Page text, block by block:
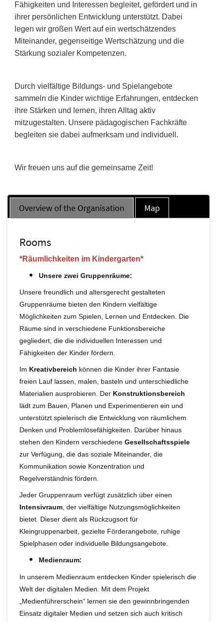
Fähigkeiten und Interessen begleitet, gefördert und in
ihrer persönlichen Entwicklung unterstützt. Dabei
legen wir großen Wert auf ein wertschätzendes
Miteinander, gegenseitige Wertschätzung und die
Stärkung sozialer Kompetenzen.
Durch vielfältige Bildungs- und Spielangebote
sammeln die Kinder wichtige Erfahrungen, entdecken
ihre Stärken und lernen, ihren Alltag aktiv
mitzugestalten. Unsere pädagogischen Fachkräfte
begleiten sie dabei aufmerksam und individuell.
Wir freuen uns auf die gemeinsame Zeit!
Overview of the Organisation Map
Rooms
*Räumlichkeiten im Kindergarten*
Unsere zwei Gruppenräume:
Unsere freundlich und altersgerecht gestalteten
Gruppenräume bieten den Kindern vielfältige
Möglichkeiten zum Spielen, Lernen und Entdecken. Die
Räume sind in verschiedene Funktionsbereiche
gegliedert, die die individuellen Interessen und
Fähigkeiten der Kinder fördern.
Im Kreativbereich können die Kinder ihrer Fantasie
freien Lauf lassen, malen, basteln und unterschiedliche
Materialien ausprobieren. Der Konstruktionsbereich
lädt zum Bauen, Planen und Experimentieren ein und
unterstützt spielerisch die Entwicklung von räumlichem
Denken und Problemlösefähigkeiten. Darüber hinaus
stehen den Kindern verschiedeneGesellschaftsspiele
zur Verfügung, die das soziale Miteinander, die
Kommunikation sowie Konzentration und
Regelverständnis fördern.
Jeder Gruppenraum verfügt zusätzlich über einen
Intensivraum , der vielfältige Nutzungsmöglichkeiten
bietet. Dieser dient als Rückzugsort für
Kleingruppenarbeit, gezielte Förderangebote, ruhige
Spielphasen oder individuelle Bildungsangebote.
Medienraum:
In unserem Medienraum entdecken Kinder spielerisch die
Welt der digitalen Medien. Mit dem Projekt
„Medienführerschein“ lernen sie den gewinnbringenden
Einsatz digitaler Medien und setzen sich auch kritisch